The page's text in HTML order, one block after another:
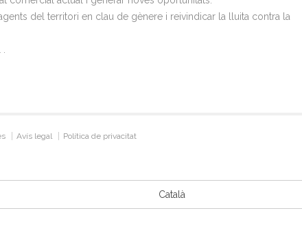
del territori en clau de gènere i reivindicar la lluita contra la
Avís legal
Política de privacitat
Català